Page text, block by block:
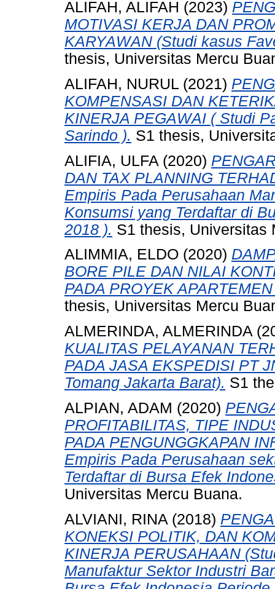
ALIFAH, ALIFAH (2023)
MOTIVASI KERJA DAN
KARYAWAN (Studi kasus
thesis, Universitas Mercu
ALIFAH, NURUL (2021)
KOMPENSASI DAN
KINERJA PEGAWAI ( Studi
Sarindo ). S1 thesis,
ALIFIA, ULFA (2020)
DAN TAX PLANNING
Empiris Pada Perusahaan
Konsumsi yang Terdaftar di
2018 ). S1 thesis, Universitas
ALIMMIA, ELDO (2020)
BORE PILE DAN NILAI
PADA PROYEK
thesis, Universitas Mercu
ALMERINDA, ALMERINDA
KUALITAS PELAYANAN
PADA JASA EKSPEDISI PT
Tomang Jakarta Barat). S1
ALPIAN, ADAM (2020)
PROFITABILITAS, TIPE
PADA PENGUNGGKAPAN
Empiris Pada Perusahaan
Terdaftar di Bursa Efek
Universitas Mercu Buana.
ALVIANI, RINA (2018)
KONEKSI POLITIK, DAN
KINERJA PERUSAHAAN
Manufaktur Sektor Industri